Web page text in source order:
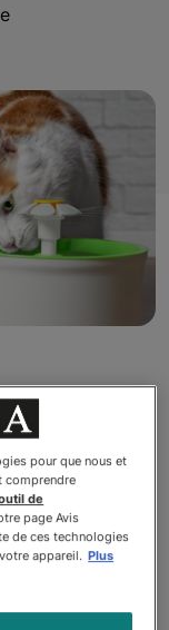
crémeux
réels
chats
oui, en
de
pour que nous et
comprendre
de
page Avis
de ces technologies
appareil. Plus